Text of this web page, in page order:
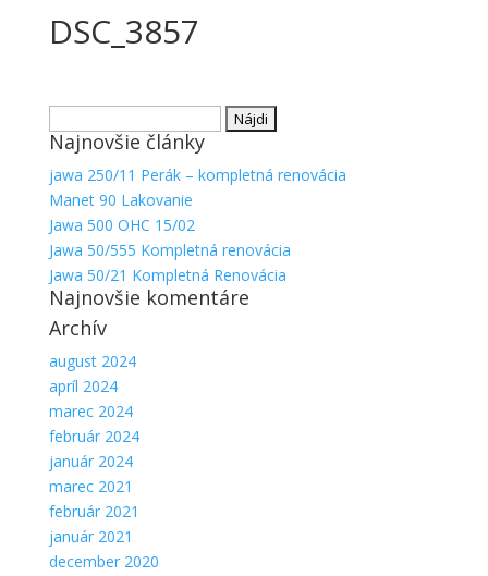
DSC_3857
Najnovšie články
jawa 250/11 Perák – kompletná renovácia
Manet 90 Lakovanie
Jawa 500 OHC 15/02
Jawa 50/555 Kompletná renovácia
Jawa 50/21 Kompletná Renovácia
Najnovšie komentáre
Archív
august 2024
apríl 2024
marec 2024
február 2024
január 2024
marec 2021
február 2021
január 2021
december 2020